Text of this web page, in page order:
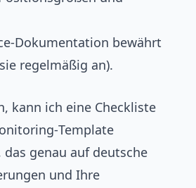
bewährt
regelmäßig an).
kann ich eine Checkliste
genau auf deutsche
und Ihre